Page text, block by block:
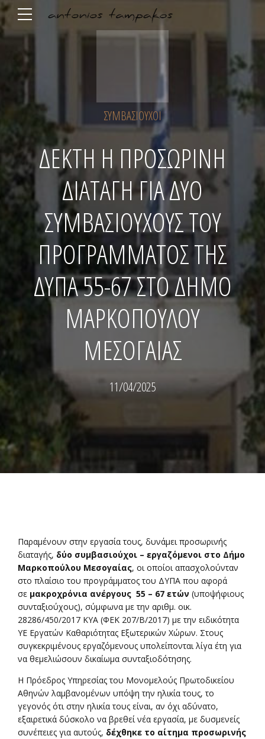
ΣΥΜΒΑΣΙΟΎΧΟΙ
ΔΕΚΤΗ Η ΠΡΟΣΩΡΙΝΗ
ΔΙΑΤΑΓΗ ΓΙΑ ΔΥΟ
ΣΥΜΒΑΣΙΟΥΧΟΥΣ ΤΟΥ
ΠΡΟΓΡΑΜΜΑΤΟΣ ΤΗΣ
ΔΥΠΑ 55-67 ΣΤΟ ΔΗΜΟ
ΜΑΡΚΟΠΟΥΛΟΥ
ΜΕΣΟΓΑΙΑΣ
11/04/2025
Παραμένουν στην εργασία τους, δυνάμει προσωρινής
διαταγής, δύο συμβασιούχοι – εργαζόμενοι στο Δήμο
Μαρκοπούλου Μεσογαίας, οι οποίοι απασχολούνταν
στο πλαίσιο του προγράμματος του ΔΥΠΑ που αφορά
σε μακροχρόνια ανέργους 55 – 67 ετών (υποψήφιους
συνταξιούχους), σύμφωνα με την αριθμ. οικ.
28286/450/2017 ΚΥΑ (ΦΕΚ 207/Β/2017) με την ειδικότητα
ΥΕ Εργατών Καθαριότητας Εξωτερικών Χώρων. Στους
συγκεκριμένους εργαζόμενους υπολείπονται λίγα έτη για
να θεμελιώσουν δικαίωμα συνταξιοδότησης.
Η Πρόεδρος Υπηρεσίας του Μονομελούς Πρωτοδικείου
Αθηνών λαμβανομένων υπόψη την ηλικία τους, το
γεγονός ότι στην ηλικία τους είναι, αν όχι αδύνατο,
εξαιρετικά δύσκολο να βρεθεί νέα εργασία, με δυσμενείς
συνέπειες για αυτούς, δέχθηκε το αίτημα προσωρινής